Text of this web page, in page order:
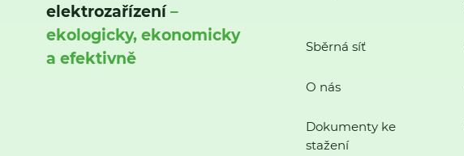
elektrozařízení–
ekologicky, ekonomicky
a efektivně
Sběrná síť
O nás
Dokumenty ke
stažení